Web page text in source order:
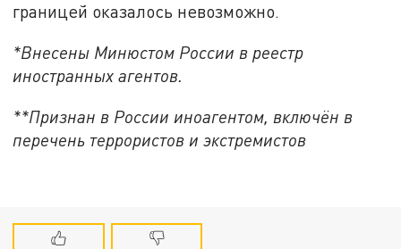
границей оказалось невозможно.
*Внесены Минюстом России в реестр
иностранных агентов.
**Признан в России иноагентом, включён в
перечень террористов и экстремистов